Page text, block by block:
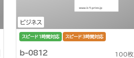
ビジネス
スピード1時間対応 スピード3時間対応
b-0812 100枚